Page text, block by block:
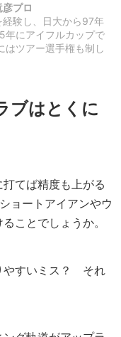
彦プロ
経験し、日大から97年
年にアイフルカップで
はツアー選手権も制し
ブはとくに
てば精度も上がる
ョートアイアンやウ
ことでしょうか。
やすいミス？ それ